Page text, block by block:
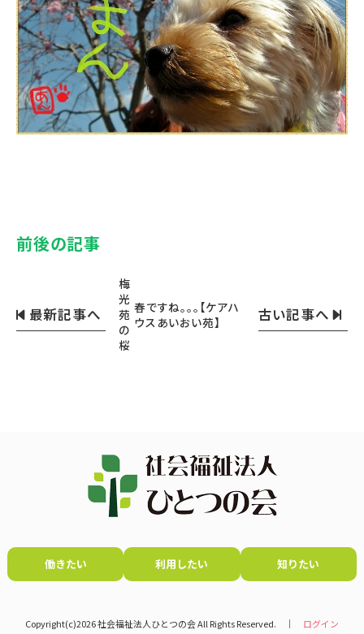
前後の記事
最新記事へ
梅
光
苑
の
桜
古い記事へ
春ですね。。。【ケアハ
ウスあいおい苑】
働きたい 利用したい 知りたい
Copyright(c)2026 社会福祉法人ひとつの会 All Rights Reserved. │ ログイン